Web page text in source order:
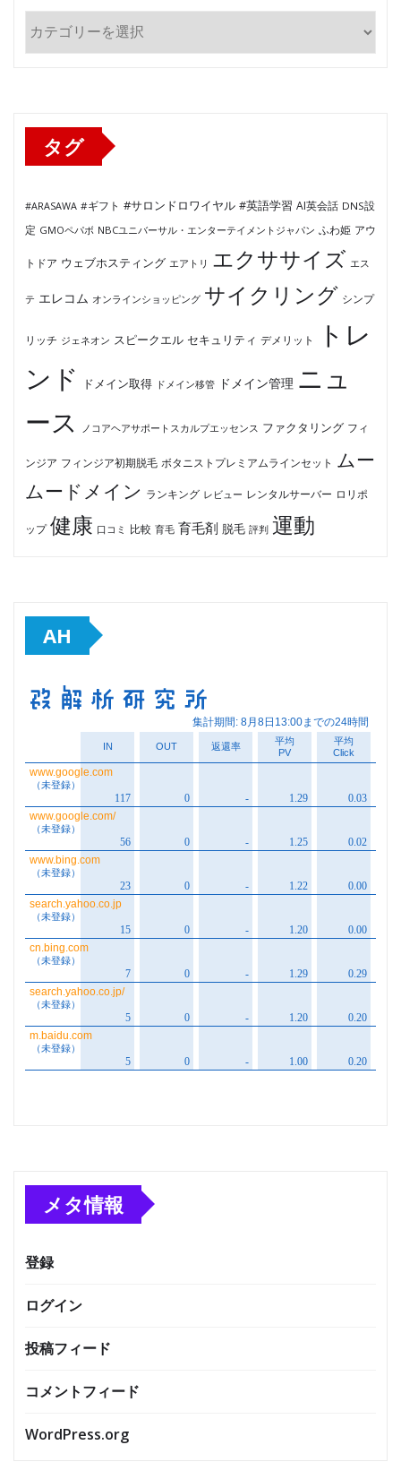
カ
タグ
#ARASAWA #ギフト #サロンドロワイヤル #英語学習 AI英会話 DNS設
定 GMOペパボ NBCユニバーサル・エンターテイメントジャパン ふわ姫 アウ
トドア ウェブホスティング エアトリ エクササイズ エス
テ エレコム オンラインショッピング サイクリング シンプ
リッチ ジェネオン スピークエル セキュリティ デメリット
トレ
ンド
ドメイン取得 ドメイン移管 ドメイン管理 ニュ
ース
ノコアヘアサポートスカルプエッセンス ファクタリング フィ
ンジア フィンジア初期脱毛 ボタニストプレミアムラインセット ムー
ムードメイン ランキング レビュー レンタルサーバー ロリポ
ップ 健康 口コミ 比較 育毛 育毛剤 脱毛 評判 運動
AH
メタ情報
登録
ログイン
投稿フィード
コメントフィード
WordPress.org